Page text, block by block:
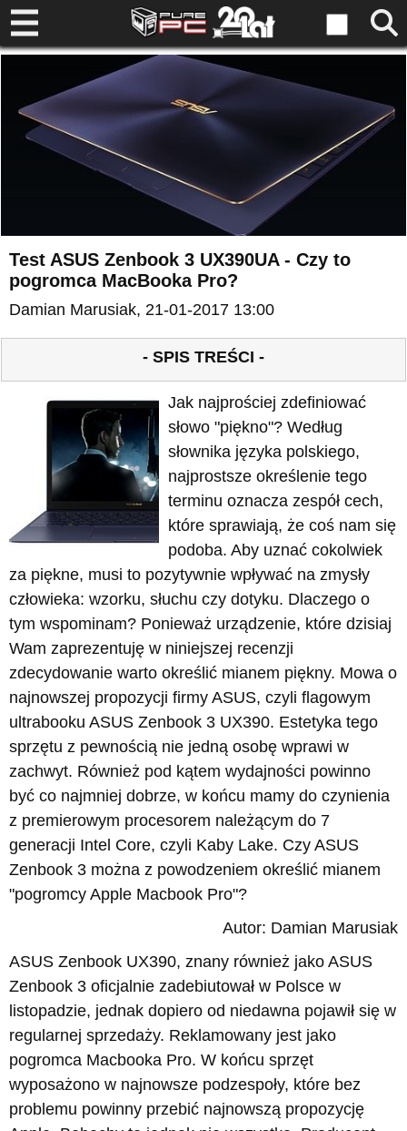
Test ASUS Zenbook 3 UX390UA - Czy to
pogromca MacBooka Pro?
Damian Marusiak, 21-01-2017 13:00
- SPIS TREŚCI -
Jak najprościej zdefiniować
słowo "piękno"? Według
słownika języka polskiego,
najprostsze określenie tego
terminu oznacza zespół cech,
które sprawiają, że coś nam się
podoba. Aby uznać cokolwiek
za piękne, musi to pozytywnie wpływać na zmysły
człowieka: wzorku, słuchu czy dotyku. Dlaczego o
tym wspominam? Ponieważ urządzenie, które dzisiaj
Wam zaprezentuję w niniejszej recenzji
zdecydowanie warto określić mianem piękny. Mowa o
najnowszej propozycji firmy ASUS, czyli flagowym
ultrabooku ASUS Zenbook 3 UX390. Estetyka tego
sprzętu z pewnością nie jedną osobę wprawi w
zachwyt. Również pod kątem wydajności powinno
być co najmniej dobrze, w końcu mamy do czynienia
z premierowym procesorem należącym do 7
generacji Intel Core, czyli Kaby Lake. Czy ASUS
Zenbook 3 można z powodzeniem określić mianem
"pogromcy Apple Macbook Pro"?
Autor: Damian Marusiak
ASUS Zenbook UX390, znany również jako ASUS
Zenbook 3 oficjalnie zadebiutował w Polsce w
listopadzie, jednak dopiero od niedawna pojawił się w
regularnej sprzedaży. Reklamowany jest jako
pogromca Macbooka Pro. W końcu sprzęt
wyposażono w najnowsze podzespoły, które bez
problemu powinny przebić najnowszą propozycję